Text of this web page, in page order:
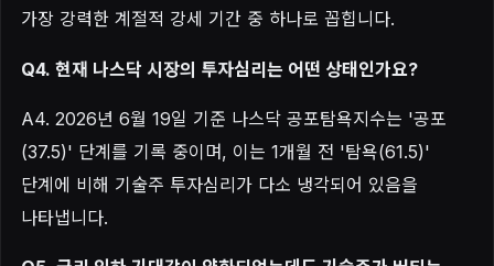
가장 강력한 계절적 강세 기간 중 하나로 꼽힙니다.
Q4. 현재 나스닥 시장의 투자심리는 어떤 상태인가요?
A4. 2026년 6월 19일 기준 나스닥 공포탐욕지수는 '공포
(37.5)' 단계를 기록 중이며, 이는 1개월 전 '탐욕(61.5)'
단계에 비해 기술주 투자심리가 다소 냉각되어 있음을
나타냅니다.